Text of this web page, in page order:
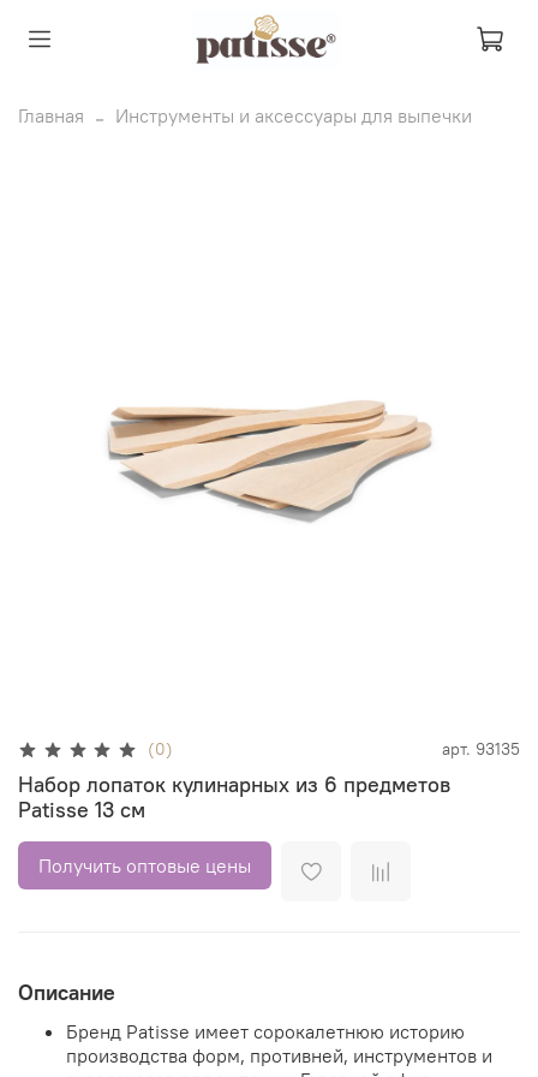
Главная Инструменты и аксессуары для выпечки
(0) арт. 93135
Набор лопаток кулинарных из 6 предметов
Patisse 13 см
Получить оптовые цены
Описание
Бренд Patisse имеет сорокалетнюю историю
производства форм, противней, инструментов и